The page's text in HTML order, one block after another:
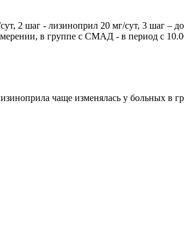
2 шаг - лизиноприл 20 мг/сут, 3 шаг –
в группе с СМАД - в период с
чаще изменялась у больных